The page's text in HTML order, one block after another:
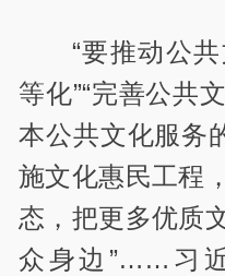
“要推动公
等化”“完善公共
本公共文化服务
施文化惠民工程
态，把更多优质
众身边”……习